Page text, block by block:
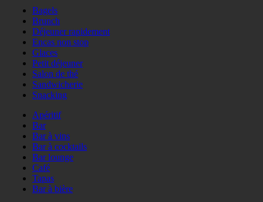
Bagels
Brunch
Déjeuner rapidement
Encas non stop
Glaces
Petit déjeuner
Salon de thé
Sandwicherie
Snacking
Apéritif
Bar
Bar à vins
Bar à cocktails
Bar lounge
Café
Tapas
Bar à bière